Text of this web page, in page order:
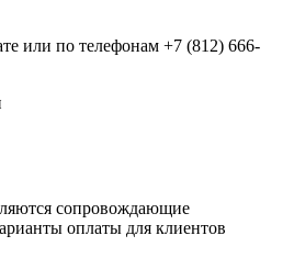
или по телефонам +7 (812) 666-
сопровождающие
оплаты для клиентов